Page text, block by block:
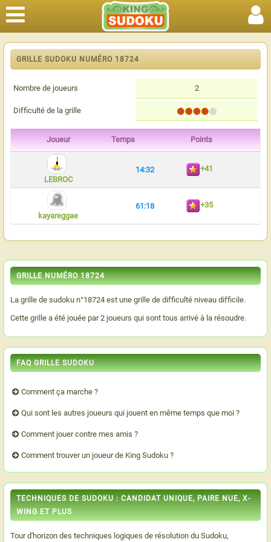
GRILLE SUDOKU NUMÉRO 18724
Nombre de joueurs 2
Difficulté de la grille
Joueur Temps Points
LEBROC
14:32 +41
kayareggae
61:18 +35
GRILLE NUMÉRO 18724
La grille de sudoku n°18724 est une grille de difficulté niveau difficile.
Cette grille a été jouée par 2 joueurs qui sont tous arrivé à la résoudre.
FAQ GRILLE SUDOKU
Comment ça marche ?
Qui sont les autres joueurs qui jouent en même temps que moi ?
Comment jouer contre mes amis ?
Comment trouver un joueur de King Sudoku ?
TECHNIQUES DE SUDOKU : CANDIDAT UNIQUE, PAIRE NUE, X-
WING ET PLUS
Tour d'horizon des techniques logiques de résolution du Sudoku,